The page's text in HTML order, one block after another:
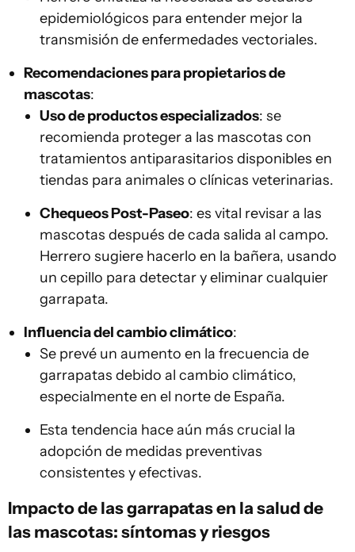
epidemiológicos para entender mejor la
transmisión de enfermedades vectoriales.
Recomendaciones para propietarios de
mascotas:
Uso de productos especializados: se
recomienda proteger a las mascotas con
tratamientos antiparasitarios disponibles en
tiendas para animales o clínicas veterinarias.
Chequeos Post-Paseo: es vital revisar a las
mascotas después de cada salida al campo.
Herrero sugiere hacerlo en la bañera, usando
un cepillo para detectar y eliminar cualquier
garrapata.
Influencia del cambio climático:
Se prevé un aumento en la frecuencia de
garrapatas debido al cambio climático,
especialmente en el norte de España.
Esta tendencia hace aún más crucial la
adopción de medidas preventivas
consistentes y efectivas.
Impacto de las garrapatas en la salud de
las mascotas: síntomas y riesgos